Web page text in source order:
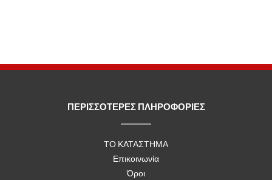
ΠΕΡΙΣΣΟΤΕΡΕΣ ΠΛΗΡΟΦΟΡΙΕΣ
ΤΟ ΚΑΤΑΣΤΗΜΑ
Επικοινωνία
Όροι